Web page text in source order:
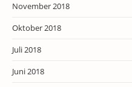
November 2018
Oktober 2018
Juli 2018
Juni 2018